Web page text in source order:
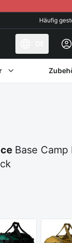
Häufig
Base